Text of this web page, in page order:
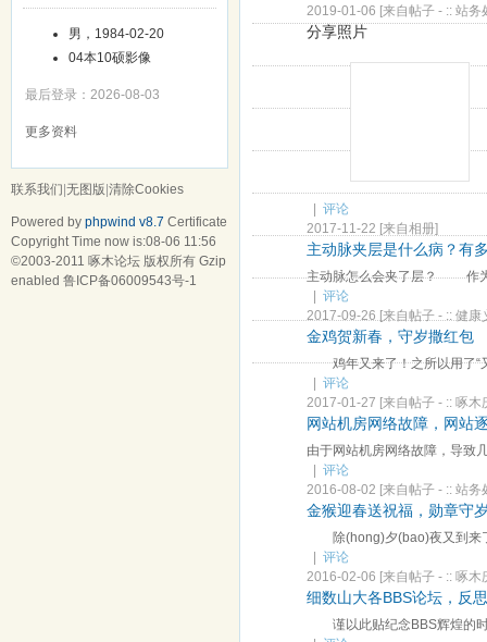
男，1984-02-20
04本10硕影像
最后登录：2026-08-03
更多资料
2019-01-06 [来自帖子 - :: 站务
分享照片
| 评论
2017-11-22 [来自相册]
主动脉夹层是什么病？有
主动脉怎么会夹了层？ 作为
| 评论
2017-09-26 [来自帖子 - :: 健康
金鸡贺新春，守岁撒红包
鸡年又来了！之所以用了“又
| 评论
2017-01-27 [来自帖子 - :: 啄木
网站机房网络故障，网站
由于网站机房网络故障，导致
| 评论
2016-08-02 [来自帖子 - :: 站务
金猴迎春送祝福，勋章守
除(hong)夕(bao)夜又到来
| 评论
2016-02-06 [来自帖子 - :: 啄木
细数山大各BBS论坛，反
谨以此贴纪念BBS辉煌的
联系我们 无图版 清除Cookies
Powered by phpwind v8.7 Certificate
Copyright Time now is:08-06 11:56
©2003-2011 啄木论坛 版权所有 Gzip
enabled 鲁ICP备06009543号-1